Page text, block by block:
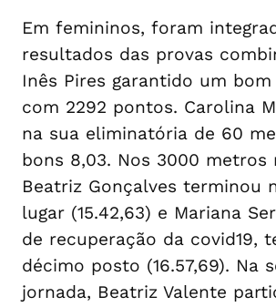
Em femininos, foram
resultados das provas
Inês Pires garantido um
com 2292 pontos. Carolina
na sua eliminatória de 60
bons 8,03. Nos 3000 metros
Beatriz Gonçalves terminou
lugar (15.42,63) e Mariana
de recuperação da covid19,
décimo posto (16.57,69). Na
jornada, Beatriz Valente